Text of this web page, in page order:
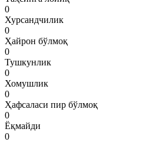
0
Хурсандчилик
0
Ҳайрон бўлмоқ
0
Тушкунлик
0
Хомушлик
0
Ҳафсаласи пир бўлмоқ
0
Ёқмайди
0